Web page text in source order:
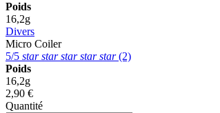
Poids
16,2g
Divers
Micro Coiler
5/5 starstarstarstarstar(2)
Poids
16,2g
2,90 €
Quantité